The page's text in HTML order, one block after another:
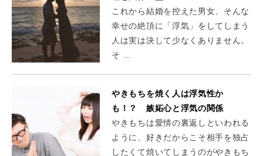
これから結婚を控えた男女、そんな
幸せの絶頂に「浮気」をしてしまう
人は実は決して少なくありません。
そ …
やきもちを焼く人は浮気性か
も！？ 嫉妬心と浮気の関係
やきもちは愛情の裏返しといわれる
ように、好きだからこそ相手を独占
したくて焼いてしまうのがやきもち